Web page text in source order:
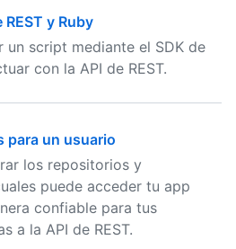
y Ruby
script mediante el SDK de
con la API de REST.
para un usuario
los repositorios y
puede acceder tu app
confiable para tus
a la API de REST.